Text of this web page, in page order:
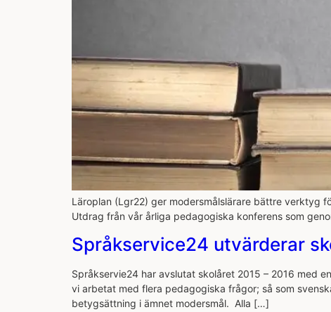
Läroplan (Lgr22) ger modersmålslärare bättre verktyg
Utdrag från vår årliga pedagogiska konferens som
Språkservice24 utvärderar
Språkservie24 har avslutat skolåret 2015 – 2016 med
vi arbetat med flera pedagogiska frågor; så som
betygsättning i ämnet modersmål. Alla […]